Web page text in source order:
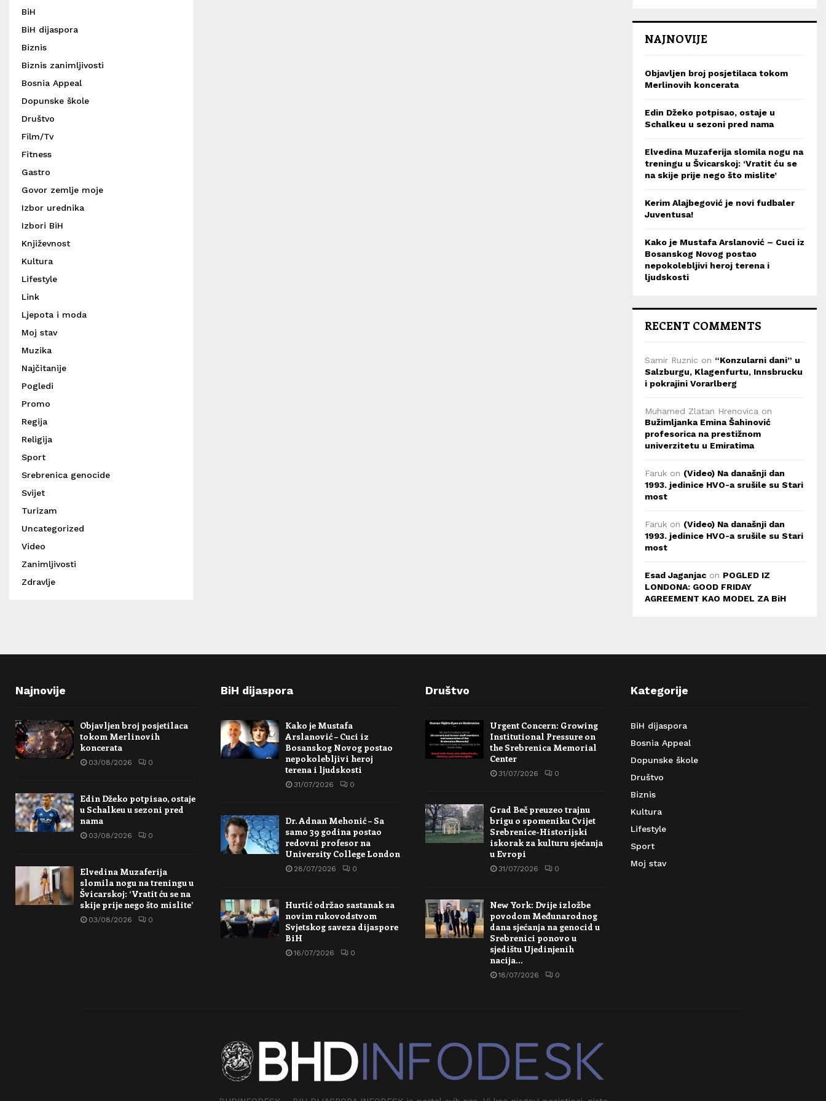
BiH
BiH dijaspora
Biznis
Biznis zanimljivosti
Bosnia Appeal
Dopunske škole
Društvo
Film/Tv
Fitness
Gastro
Govor zemlje moje
Izbor urednika
Izbori BiH
Književnost
Kultura
Lifestyle
Link
Ljepota i moda
Moj stav
Muzika
Najčitanije
Pogledi
Promo
Regija
Religija
Sport
Srebrenica genocide
Svijet
Turizam
Uncategorized
Video
Zanimljivosti
Zdravlje
NAJNOVIJE
Objavljen broj posjetilaca tokom
Merlinovih koncerata
Edin Džeko potpisao, ostaje u
Schalkeu u sezoni pred nama
Elvedina Muzaferija slomila nogu na
treningu u Švicarskoj: ‘Vratit ću se
na skije prije nego što mislite’
Kerim Alajbegović je novi fudbaler
Juventusa!
Kako je Mustafa Arslanović – Cuci iz
Bosanskog Novog postao
nepokolebljivi heroj terena i
ljudskosti
RECENT COMMENTS
Samir Ruznic on “Konzularni dani” u
Salzburgu, Klagenfurtu, Innsbrucku
i pokrajini Vorarlberg
Muhamed Zlatan Hrenovica on
Bužimljanka Emina Šahinović
profesorica na prestižnom
univerzitetu u Emiratima
Faruk on (Video) Na današnji dan
1993. jedinice HVO-a srušile su Stari
most
Faruk on (Video) Na današnji dan
1993. jedinice HVO-a srušile su Stari
most
Esad Jaganjac on POGLED IZ
LONDONA: GOOD FRIDAY
AGREEMENT KAO MODEL ZA BiH
Najnovije
Objavljen broj posjetilaca
tokom Merlinovih
koncerata
03/08/2026 0
Edin Džeko potpisao, ostaje
u Schalkeu u sezoni pred
nama
03/08/2026 0
Elvedina Muzaferija
slomila nogu na treningu u
Švicarskoj: ‘Vratit ću se na
skije prije nego što mislite’
03/08/2026 0
BiH dijaspora
Kako je Mustafa
Arslanović – Cuci iz
Bosanskog Novog postao
nepokolebljivi heroj
terena i ljudskosti
31/07/2026 0
Dr. Adnan Mehonić – Sa
samo 39 godina postao
redovni profesor na
University College London
28/07/2026 0
Hurtić održao sastanak sa
novim rukovodstvom
Svjetskog saveza dijaspore
BiH
16/07/2026 0
Društvo
Urgent Concern: Growing
Institutional Pressure on
the Srebrenica Memorial
Center
31/07/2026 0
Grad Beč preuzeo trajnu
brigu o spomeniku Cvijet
Srebrenice-Historijski
iskorak za kulturu sjećanja
u Evropi
31/07/2026 0
New York: Dvije izložbe
povodom Međunarodnog
dana sjećanja na genocid u
Srebrenici ponovo u
sjedištu Ujedinjenih
nacija…
18/07/2026 0
Kategorije
BiH dijaspora
Bosnia Appeal
Dopunske škole
Društvo
Biznis
Kultura
Lifestyle
Sport
Moj stav